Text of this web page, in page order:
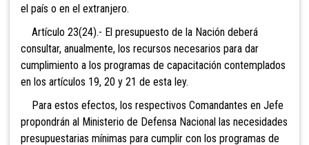
el país o en el extranjero.
Artículo 23(24).- El presupuesto de la Nación deberá
consultar, anualmente, los recursos necesarios para dar
cumplimiento a los programas de capacitación contemplados
en los artículos 19, 20 y 21 de esta ley.
Para estos efectos, los respectivos Comandantes en Jefe
propondrán al Ministerio de Defensa Nacional las necesidades
presupuestarias mínimas para cumplir con los programas de